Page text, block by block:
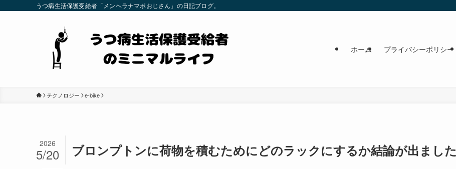
うつ病生活保護受給者「メンヘラナマポおじさん」の日記ブログ。
ホーム プライバシーポリシー
テクノロジー e-bike
ブロンプトンに荷物を積むためにどのラックにするか結論が出ました
2026
5/20